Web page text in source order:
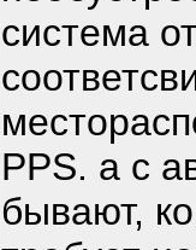
система
PPS. а с
бывают,